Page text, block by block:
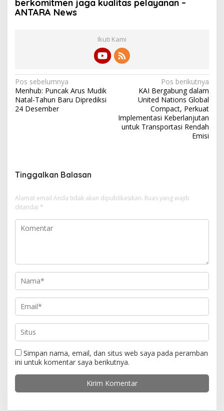
berkomitmen jaga kualitas pelayanan –
ANTARA News
Ikuti Kami
N
a
v
s
i
p
o
s
Pos sebelumnya
Menhub: Puncak Arus Mudik
Natal-Tahun Baru Diprediksi
24 Desember
Pos berikutnya
KAI Bergabung dalam
United Nations Global
Compact, Perkuat
Implementasi Keberlanjutan
untuk Transportasi Rendah
Emisi
Tinggalkan Balasan
Alamat email Anda tidak akan dipublikasikan. Ruas yang wajib
ditandai *
Simpan nama, email, dan situs web saya pada peramban
ini untuk komentar saya berikutnya.